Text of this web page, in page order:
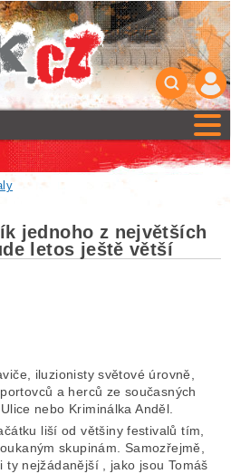
jednoho z největších
letos ještě větší
iluzionisty světové úrovně,
a herců ze současných
nebo Kriminálka Anděl.
liší od většiny festivalů tím,
skupinám. Samozřejmě,
ty nejžádanější , jako jsou Tomáš